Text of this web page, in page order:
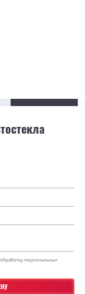
персональных